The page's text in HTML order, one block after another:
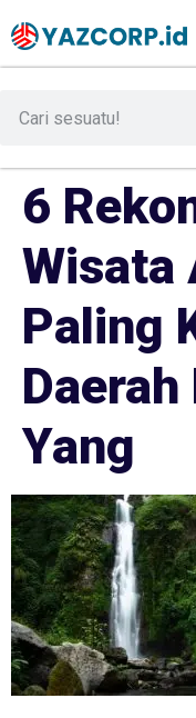
6
Wisata
Paling
Yang